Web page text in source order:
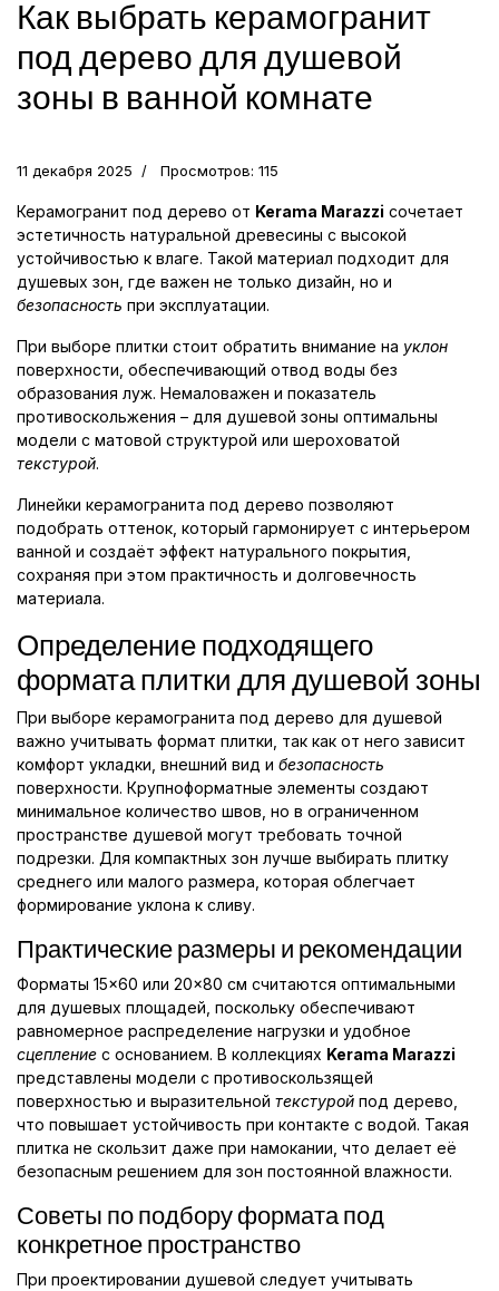
Как выбрать керамогранит
под дерево для душевой
зоны в ванной комнате
11 декабря 2025 Просмотров: 115
Керамогранит под дерево от Kerama Marazzi сочетает
эстетичность натуральной древесины с высокой
устойчивостью к влаге. Такой материал подходит для
душевых зон, где важен не только дизайн, но и
безопасность при эксплуатации.
При выборе плитки стоит обратить внимание на уклон
поверхности, обеспечивающий отвод воды без
образования луж. Немаловажен и показатель
противоскольжения – для душевой зоны оптимальны
модели с матовой структурой или шероховатой
текстурой.
Линейки керамогранита под дерево позволяют
подобрать оттенок, который гармонирует с интерьером
ванной и создаёт эффект натурального покрытия,
сохраняя при этом практичность и долговечность
материала.
Определение подходящего
формата плитки для душевой зоны
При выборе керамогранита под дерево для душевой
важно учитывать формат плитки, так как от него зависит
комфорт укладки, внешний вид и безопасность
поверхности. Крупноформатные элементы создают
минимальное количество швов, но в ограниченном
пространстве душевой могут требовать точной
подрезки. Для компактных зон лучше выбирать плитку
среднего или малого размера, которая облегчает
формирование уклона к сливу.
Практические размеры и рекомендации
Форматы 15×60 или 20×80 см считаются оптимальными
для душевых площадей, поскольку обеспечивают
равномерное распределение нагрузки и удобное
сцепление с основанием. В коллекциях Kerama Marazzi
представлены модели с противоскользящей
поверхностью и выразительной текстурой под дерево,
что повышает устойчивость при контакте с водой. Такая
плитка не скользит даже при намокании, что делает её
безопасным решением для зон постоянной влажности.
Советы по подбору формата под
конкретное пространство
При проектировании душевой следует учитывать